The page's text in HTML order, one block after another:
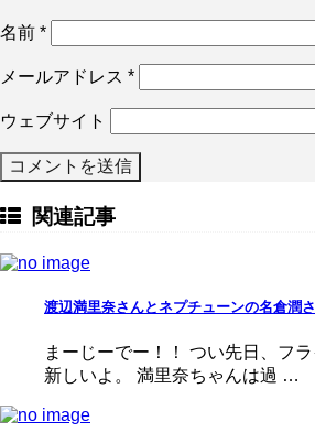
名前 *
メールアドレス *
ウェブサイト
関連記事
渡辺満里奈さんとネプチューンの名倉潤
まーじーでー！！ つい先日、フ
新しいよ。 満里奈ちゃんは過 …